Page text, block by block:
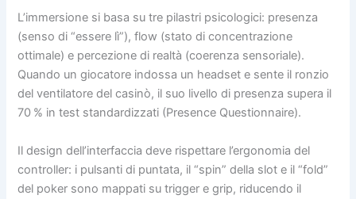
L’immersione si basa su tre pilastri psicologici: presenza
(senso di “essere lì”), flow (stato di concentrazione
ottimale) e percezione di realtà (coerenza sensoriale).
Quando un giocatore indossa un headset e sente il ronzio
del ventilatore del casinò, il suo livello di presenza supera il
70 % in test standardizzati (Presence Questionnaire).
Il design dell’interfaccia deve rispettare l’ergonomia del
controller: i pulsanti di puntata, il “spin” della slot e il “fold”
del poker sono mappati su trigger e grip, riducendo il